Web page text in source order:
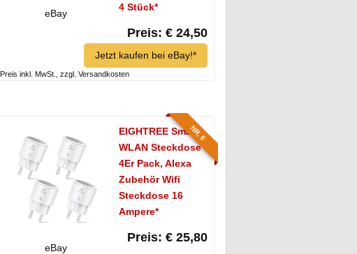
eBay
4 Stück*
Preis: € 24,50
Jetzt kaufen bei eBay!*
Preis inkl. MwSt., zzgl. Versandkosten
NR. 6
eBay
EIGHTREE Smart
WLAN Steckdose
4Er Pack, Alexa
Zubehör Wifi
Steckdose 16
Ampere*
Preis: € 25,80